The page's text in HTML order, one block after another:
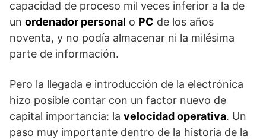
capacidad de proceso mil veces inferior a la de
un ordenador personal o PC de los años
noventa, y no podía almacenar ni la milésima
parte de información.
Pero la llegada e introducción de la electrónica
hizo posible contar con un factor nuevo de
capital importancia: la velocidad operativa. Un
paso muy importante dentro de la historia de la